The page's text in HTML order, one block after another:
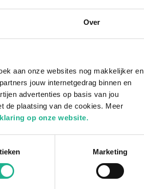
Over
aan onze websites nog makkelijker en
jouw internetgedrag binnen en
advertenties op basis van jou
de plaatsing van de cookies. Meer
op onze website.
Marketing